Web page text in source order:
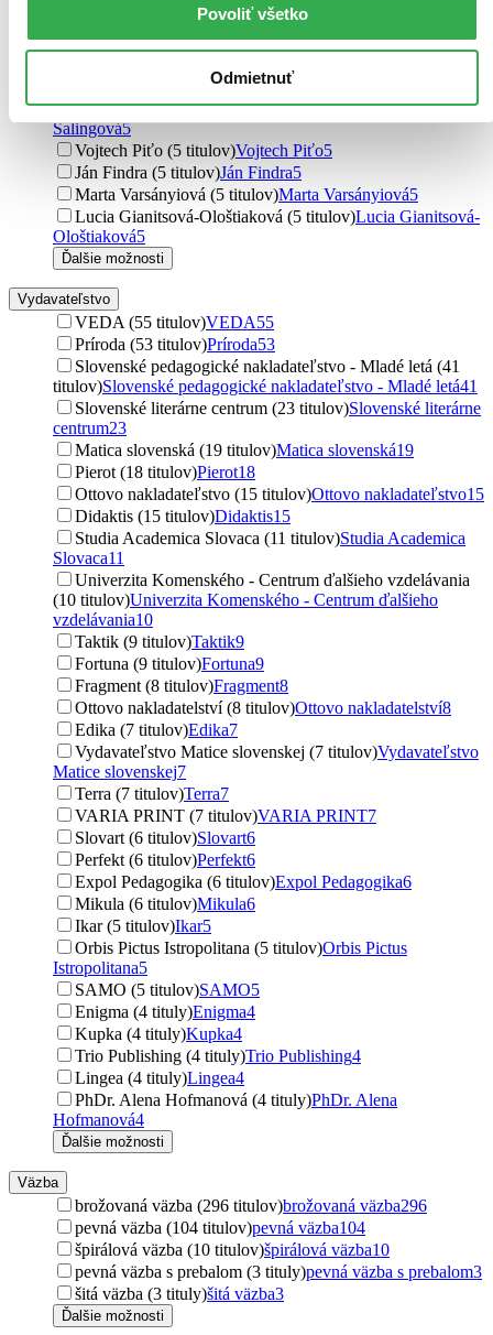
Povoliť všetko
Odmietnuť
Jaroslav Rezník (6 titulov) Jaroslav Rezník
Daniel Hevier (6 titulov)Daniel Hevier6
Viera Spišáková (6 titulov)Viera Spišáková
Mária Ivanová-Šalingová (5 titulov)Mária Ivanová-
Šalingová5
Vojtech Piťo (5 titulov)Vojtech Piťo5
Ján Findra (5 titulov)Ján Findra5
Marta Varsányiová (5 titulov)Marta Varsányiová5
Lucia Gianitsová-Ološtiaková (5 titulov)Lucia Gianitsová-
Ološtiaková5
Ďalšie možnosti
Vydavateľstvo
VEDA (55 titulov)VEDA55
Príroda (53 titulov)Príroda53
Slovenské pedagogické nakladateľstvo - Mladé letá (41
titulov)Slovenské pedagogické nakladateľstvo - Mladé letá41
Slovenské literárne centrum (23 titulov)Slovenské literárne
centrum23
Matica slovenská (19 titulov)Matica slovenská19
Pierot (18 titulov)Pierot18
Ottovo nakladateľstvo (15 titulov)Ottovo nakladateľstvo15
Didaktis (15 titulov)Didaktis15
Studia Academica Slovaca (11 titulov)Studia Academica
Slovaca11
Univerzita Komenského - Centrum ďalšieho vzdelávania
(10 titulov)Univerzita Komenského - Centrum ďalšieho
vzdelávania10
Taktik (9 titulov)Taktik9
Fortuna (9 titulov)Fortuna9
Fragment (8 titulov)Fragment8
Ottovo nakladatelství (8 titulov)Ottovo nakladatelství8
Edika (7 titulov)Edika7
Vydavateľstvo Matice slovenskej (7 titulov)Vydavateľstvo
Matice slovenskej7
Terra (7 titulov)Terra7
VARIA PRINT (7 titulov)VARIA PRINT7
Slovart (6 titulov)Slovart6
Perfekt (6 titulov)Perfekt6
Expol Pedagogika (6 titulov)Expol Pedagogika6
Mikula (6 titulov)Mikula6
Ikar (5 titulov)Ikar5
Orbis Pictus Istropolitana (5 titulov)Orbis Pictus
Istropolitana5
SAMO (5 titulov)SAMO5
Enigma (4 tituly)Enigma4
Kupka (4 tituly)Kupka4
Trio Publishing (4 tituly)Trio Publishing4
Lingea (4 tituly)Lingea4
PhDr. Alena Hofmanová (4 tituly)PhDr. Alena
Hofmanová4
Ďalšie možnosti
Väzba
brožovaná väzba (296 titulov)brožovaná väzba296
pevná väzba (104 titulov)pevná väzba104
špirálová väzba (10 titulov)špirálová väzba10
pevná väzba s prebalom (3 tituly)pevná väzba s prebalom3
šitá väzba (3 tituly)šitá väzba3
Ďalšie možnosti